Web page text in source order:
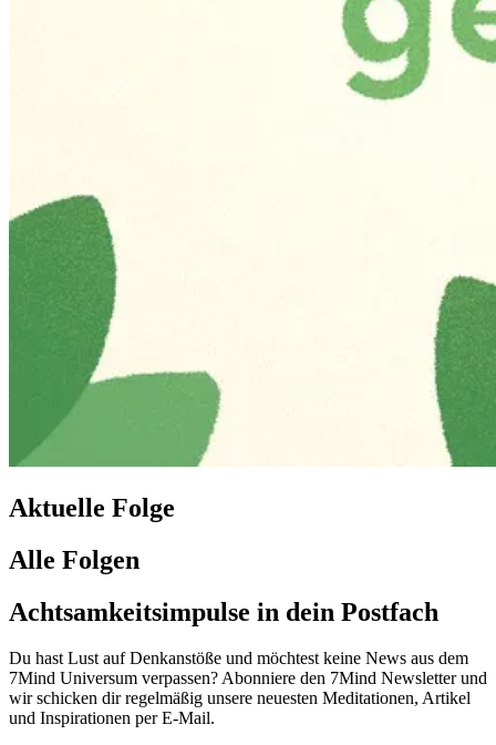
Aktuelle Folge
Alle Folgen
Achtsamkeitsimpulse in dein Postfach
Du hast Lust auf Denkanstöße und möchtest keine News aus dem
7Mind Universum verpassen? Abon­niere den 7Mind News­let­ter und
wir schicken dir regelmäßig unsere neuesten Meditationen, Artikel
und Inspirationen per E-Mail.